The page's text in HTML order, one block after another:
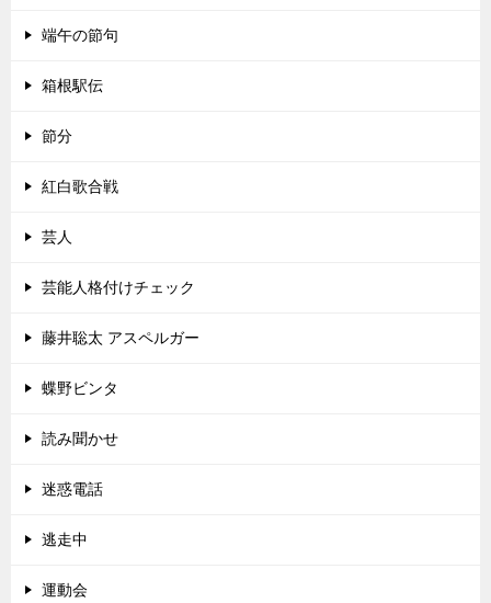
端午の節句
箱根駅伝
節分
紅白歌合戦
芸人
芸能人格付けチェック
藤井聡太 アスペルガー
蝶野ビンタ
読み聞かせ
迷惑電話
逃走中
運動会